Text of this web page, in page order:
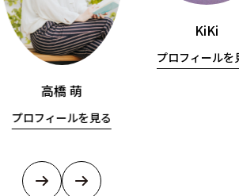
高橋 萌
プロフィールを見る
KiKi
プロフィールを